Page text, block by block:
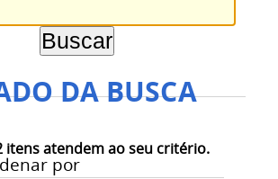
DA BUSCA
itens atendem ao seu critério.
por
—última modificação